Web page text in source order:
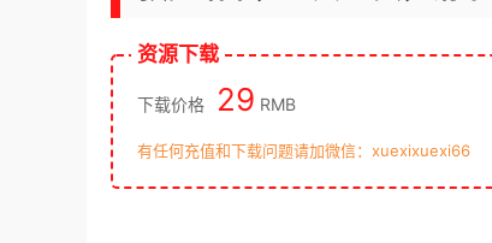
资源下载
下载价格 29 RMB
有任何充值和下载问题请加微信：xuexixuexi66